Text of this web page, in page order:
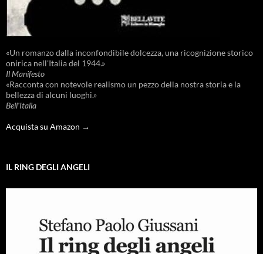
«Un romanzo dalla inconfondibile dolcezza, una ricognizione storico
onirica nell'Italia del 1944.»
Il Manifesto
«Racconta con notevole realismo un pezzo della nostra storia e la
bellezza di alcuni luoghi.»
Bell'Italia
Acquista su Amazon →
IL RING DEGLI ANGELI